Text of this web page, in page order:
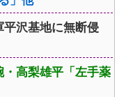
平沢基地に無断侵
・高梨雄平「左手薬